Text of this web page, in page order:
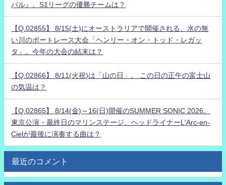
バル』。S1リーグの優勝チームは？
【Q.02855】 8/15(土)にオーストラリアで開催される、水の無
い川のボートレース大会「ヘンリー・オン・トッド・レガッ
タ」。今年の大会の結末は？
【Q.02866】 8/11(火祝)は「山の日」。 この日の正午の富士山
の気温は？
【Q.02865】 8/14(金)～16(日)開催のSUMMER SONIC 2026。
東京公演・最終日のマリンステージ、ヘッドライナーL'Arc-en-
Cielが最後に演奏する曲は？
最近のコメント